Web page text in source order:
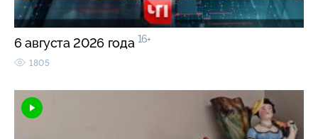
6 августа 2026 года 16+
1805